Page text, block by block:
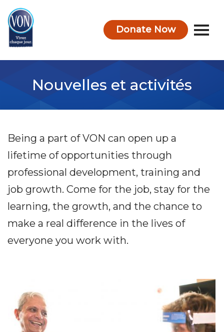
Donate Now
Nouvelles et activités
Being a part of VON can open up a
lifetime of opportunities through
professional development, training and
job growth. Come for the job, stay for the
learning, the growth, and the chance to
make a real difference in the lives of
everyone you work with.